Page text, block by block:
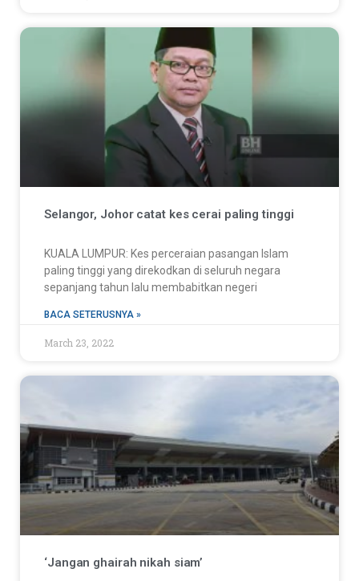
Selangor, Johor catat kes cerai paling tinggi
KUALA LUMPUR: Kes perceraian pasangan Islam
paling tinggi yang direkodkan di seluruh negara
sepanjang tahun lalu membabitkan negeri
BACA SETERUSNYA »
March 23, 2022
‘Jangan ghairah nikah siam’